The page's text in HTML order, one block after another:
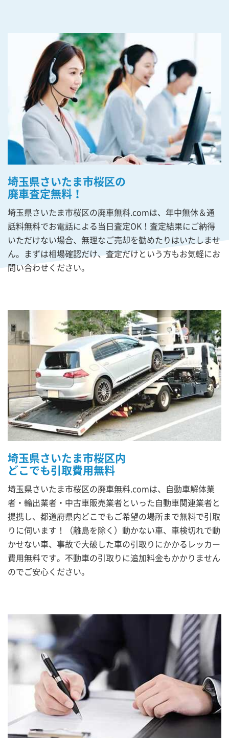
埼玉県さいたま市桜区の
廃車査定無料！
埼玉県さいたま市桜区の廃車無料.comは、年中無休＆通
話料無料でお電話による当日査定OK！査定結果にご納得
いただけない場合、無理なご売却を勧めたりはいたしませ
ん。まずは相場確認だけ、査定だけという方もお気軽にお
問い合わせください。
埼玉県さいたま市桜区内
どこでも引取費用無料
埼玉県さいたま市桜区の廃車無料.comは、自動車解体業
者・輸出業者・中古車販売業者といった自動車関連業者と
提携し、都道府県内どこでもご希望の場所まで無料で引取
りに伺います！（離島を除く）動かない車、車検切れで動
かせない車、事故で大破した車の引取りにかかるレッカー
費用無料です。不動車の引取りに追加料金もかかりません
のでご安心ください。